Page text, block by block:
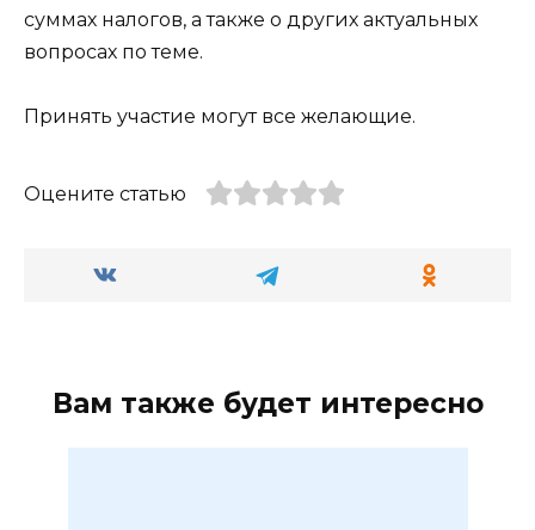
суммах налогов, а также о других актуальных
вопросах по теме.
Принять участие могут все желающие.
Оцените статью
Вам также будет интересно